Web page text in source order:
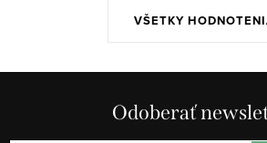
VŠETKY
Odoberať